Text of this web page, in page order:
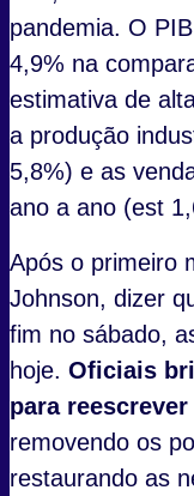
pandemia. O
4,9% na
estimativa de
a produção
5,8%) e as
ano a ano (est
Após o primeiro
Johnson, dizer
fim no sábado,
hoje. Oficiais
para
removendo os
restaurando as